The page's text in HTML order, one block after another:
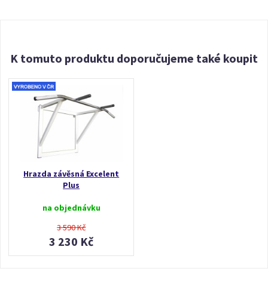
K tomuto produktu doporučujeme také koupit
Hrazda závěsná Excelent
Plus
na objednávku
3 590 Kč
3 230 Kč